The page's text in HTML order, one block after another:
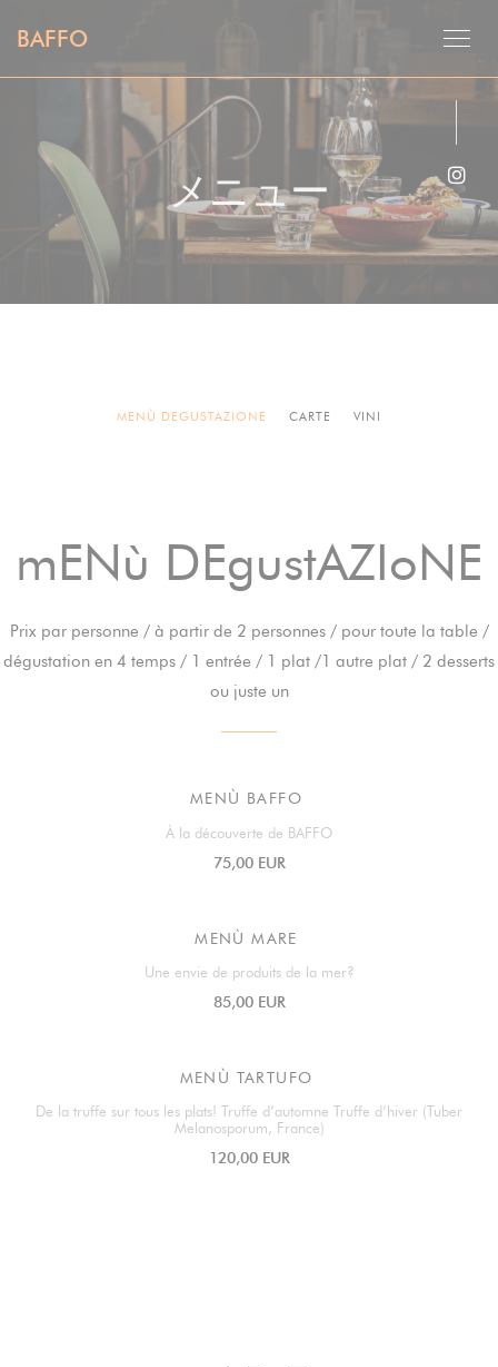
BAFFO
メニュー
MENÙ DEGUSTAZIONE CARTE VINI
mENù DEgustAZIoNE
Prix par personne / à partir de 2 personnes / pour toute la table /
dégustation en 4 temps / 1 entrée / 1 plat /1 autre plat / 2 desserts
ou juste un
MENÙ BAFFO
À la découverte de BAFFO
75,00 EUR
MENÙ MARE
Une envie de produits de la mer?
85,00 EUR
MENÙ TARTUFO
De la truffe sur tous les plats! Truffe d’automne Truffe d’hiver (Tuber
Melanosporum, France)
120,00 EUR